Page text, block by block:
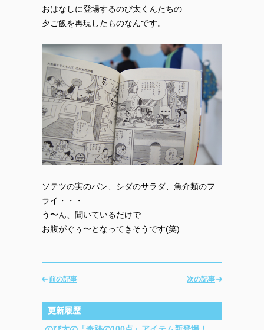
おはなしに登場するのび太くんたちの
夕ご飯を再現したものなんです。
ソテツの実のパン、シダのサラダ、魚介類のフ
ライ・・・
う〜ん、聞いているだけで
お腹がぐぅ〜となってきそうです(笑)
次の記事
前の記事
更新履歴